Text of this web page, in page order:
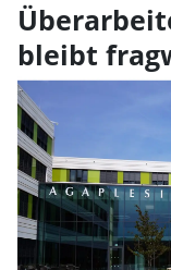
bleibt